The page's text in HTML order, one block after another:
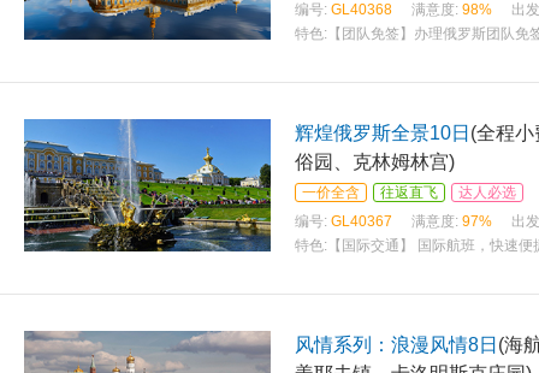
编号: GL40368 满意度: 98%
出
特色: 【团队免签】办理俄罗斯团队
辉煌俄罗斯全景10日 (全程
俗园、克林姆林宫)
一价全含 往返直飞
达人必选
编号: GL40367 满意度: 97%
出
特色: 【国际交通】 国际航班，快速
风情系列：浪漫风情8日 (海